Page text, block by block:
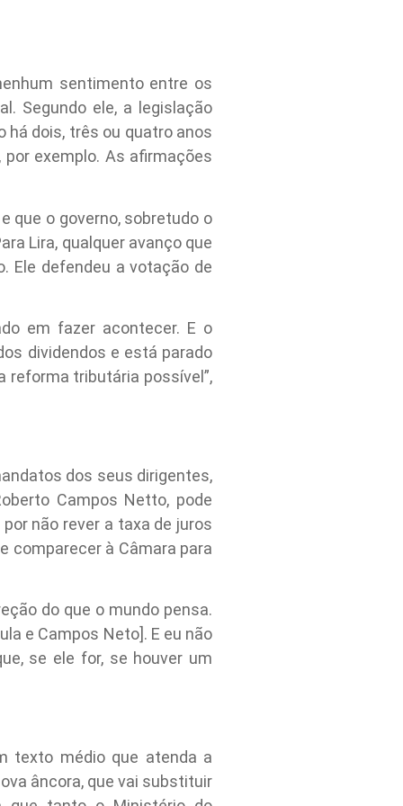
sentimento entre os
Segundo ele, a legislação
há dois, três ou quatro anos
exemplo. As afirmações
que o governo, sobretudo o
Lira, qualquer avanço que
Ele defendeu a votação de
em fazer acontecer. E o
dividendos e está parado
reforma tributária possível”,
dos seus dirigentes,
Campos Netto, pode
não rever a taxa de juros
comparecer à Câmara para
do que o mundo pensa.
e Campos Neto]. E eu não
se ele for, se houver um
texto médio que atenda a
âncora, que vai substituir